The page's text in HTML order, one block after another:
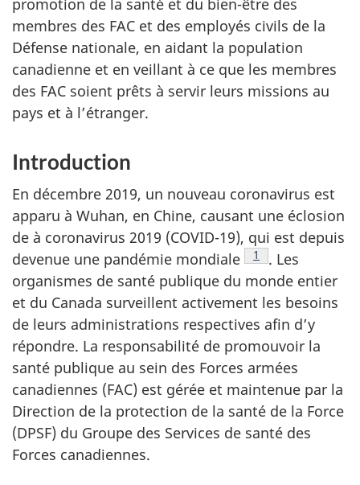
membres des FAC et des employés civils de la
Défense nationale, en aidant la population
canadienne et en veillant à ce que les membres
des FAC soient prêts à servir leurs missions au
pays et à l’étranger.
Introduction
En décembre 2019, un nouveau coronavirus est
apparu à Wuhan, en Chine, causant une éclosion
de à coronavirus 2019 (COVID-19), qui est depuis
devenue une pandémie mondiale Note de bas de
1 . Les
organismes de santé publique du monde entier
et du Canada surveillent activement les besoins
de leurs administrations respectives afin d’y
répondre. La responsabilité de promouvoir la
santé publique au sein des Forces armées
canadiennes (FAC) est gérée et maintenue par la
Direction de la protection de la santé de la Force
(DPSF) du Groupe des Services de santé des
Forces canadiennes.